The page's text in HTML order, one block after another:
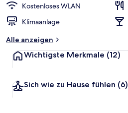
Kostenloses WLAN
Klimaanlage
Alle anzeigen
Wichtigste Merkmale (12)
Sich wie zu Hause fühlen (6)